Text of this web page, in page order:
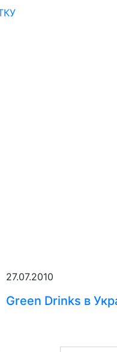
27.07.2010
Green Drinks в